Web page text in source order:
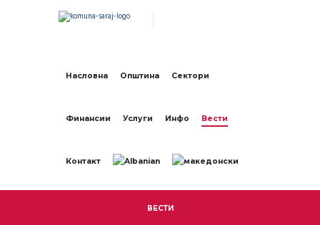
Насловна Општина Сектори
Финансии Услуги Инфо Вести
Контакт
ВЕСТИ